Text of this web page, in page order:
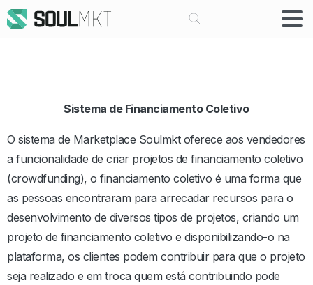
Buscar
Sistema de Financiamento Coletivo
O sistema de Marketplace Soulmkt oferece aos vendedores
a funcionalidade de criar projetos de financiamento coletivo
(crowdfunding), o financiamento coletivo é uma forma que
as pessoas encontraram para arrecadar recursos para o
desenvolvimento de diversos tipos de projetos, criando um
projeto de financiamento coletivo e disponibilizando-o na
plataforma, os clientes podem contribuir para que o projeto
seja realizado e em troca quem está contribuindo pode